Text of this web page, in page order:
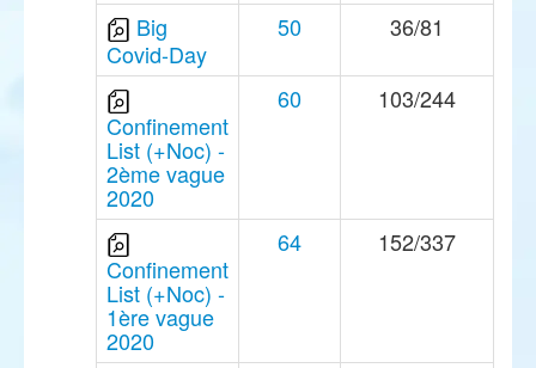
Big
Covid-Day
50 36/81
Confinement
List (+Noc) -
2ème vague
2020
60 103/244
Confinement
List (+Noc) -
1ère vague
2020
64 152/337